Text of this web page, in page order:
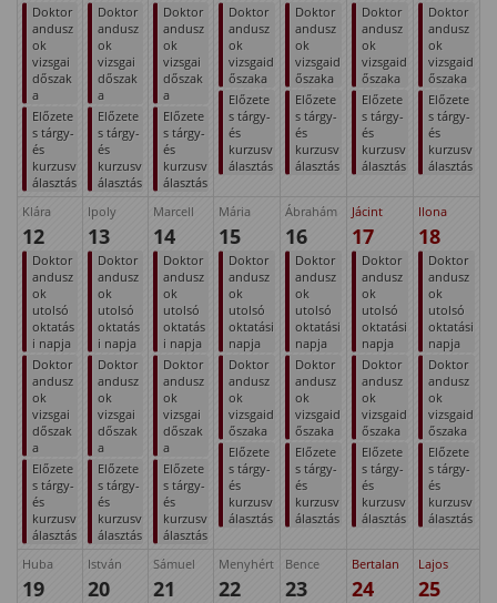
Doktor
andusz
ok
vizsgai
dőszak
a
Előzete
s tárgy-
és
kurzusv
álasztás
Doktor
andusz
ok
vizsgai
dőszak
a
Előzete
s tárgy-
és
kurzusv
álasztás
Doktor
andusz
ok
vizsgai
dőszak
a
Előzete
s tárgy-
és
kurzusv
álasztás
Doktor
andusz
ok
vizsgaid
őszaka
Előzete
s tárgy-
és
kurzusv
álasztás
Doktor
andusz
ok
vizsgaid
őszaka
Előzete
s tárgy-
és
kurzusv
álasztás
Doktor
andusz
ok
vizsgaid
őszaka
Előzete
s tárgy-
és
kurzusv
álasztás
Doktor
andusz
ok
vizsgaid
őszaka
Előzete
s tárgy-
és
kurzusv
álasztás
Klára
12
Doktor
andusz
ok
utolsó
oktatás
i napja
Doktor
andusz
ok
vizsgai
dőszak
a
Előzete
s tárgy-
és
kurzusv
álasztás
Ipoly
13
Doktor
andusz
ok
utolsó
oktatás
i napja
Doktor
andusz
ok
vizsgai
dőszak
a
Előzete
s tárgy-
és
kurzusv
álasztás
Marcell
14
Doktor
andusz
ok
utolsó
oktatás
i napja
Doktor
andusz
ok
vizsgai
dőszak
a
Előzete
s tárgy-
és
kurzusv
álasztás
Mária
15
Doktor
andusz
ok
utolsó
oktatási
napja
Doktor
andusz
ok
vizsgaid
őszaka
Előzete
s tárgy-
és
kurzusv
álasztás
Ábrahám
16
Doktor
andusz
ok
utolsó
oktatási
napja
Doktor
andusz
ok
vizsgaid
őszaka
Előzete
s tárgy-
és
kurzusv
álasztás
Jácint
17
Doktor
andusz
ok
utolsó
oktatási
napja
Doktor
andusz
ok
vizsgaid
őszaka
Előzete
s tárgy-
és
kurzusv
álasztás
Ilona
18
Doktor
andusz
ok
utolsó
oktatási
napja
Doktor
andusz
ok
vizsgaid
őszaka
Előzete
s tárgy-
és
kurzusv
álasztás
Huba
19
István
20
Sámuel
21
Menyhért
22
Bence
23
Bertalan
24
Lajos
25